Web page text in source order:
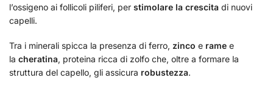
l’ossigeno ai follicoli piliferi, per stimolare la crescita di nuovi
capelli.
Tra i minerali spicca la presenza di ferro, zinco e rame e
la cheratina, proteina ricca di zolfo che, oltre a formare la
struttura del capello, gli assicura robustezza.